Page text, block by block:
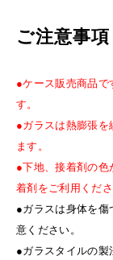
ご注意事項
●ケース販売商品で
す。
●ガラスは熱膨張を
ます。
●下地、接着剤の色
着剤をご利用くださ
●ガラスは身体を傷
意ください。
●ガラスタイルの製